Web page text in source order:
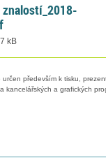
kB
především k tisku,
kancelářských a grafických